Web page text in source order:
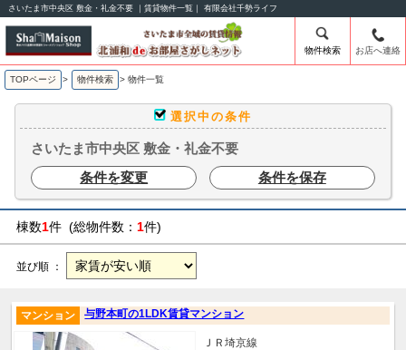
さいたま市中央区 敷金・礼金不要 ｜賃貸物件一覧｜ 有限会社千勢ライフ
物件検索 お店へ連絡
TOPページ > 物件検索 > 物件一覧
選択中の条件
さいたま市中央区 敷金・礼金不要
条件を変更
条件を保存
棟数1件 (総物件数： 1件)
並び順 ：
与野本町の1LDK賃貸マンション
マンション
ＪＲ埼京線